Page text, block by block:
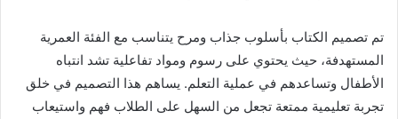
تم تصميم الكتاب بأسلوب جذاب ومرح يتناسب مع الفئة العمرية
المستهدفة، حيث يحتوي على رسوم ومواد تفاعلية تشد انتباه
الأطفال وتساعدهم في عملية التعلم. يساهم هذا التصميم في خلق
تجربة تعليمية ممتعة تجعل من السهل على الطلاب فهم واستيعاب